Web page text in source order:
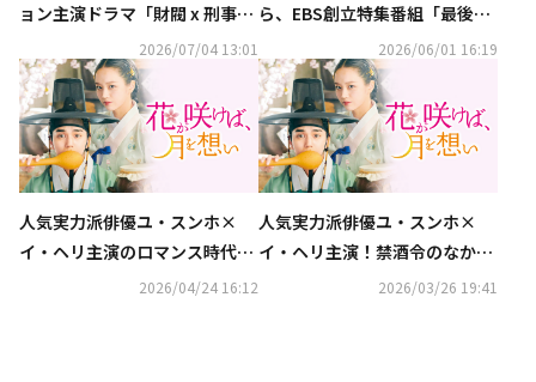
ョン主演ドラマ「財閥 x 刑事
2」予告映像第1弾を公開
2026/07/04 13:01
ら、EBS創立特集番組「最後の
人類」制作発表会に出席
2026/06/01 16:19
人気実力派俳優ユ・スンホ×
イ・ヘリ主演のロマンス時代劇
『花が咲けば、月を想い』DVD
2026/04/24 16:12
人気実力派俳優ユ・スンホ×
イ・ヘリ主演！禁酒令のなか酒
造に手を出した彼女と、それを
2026/03/26 19:41